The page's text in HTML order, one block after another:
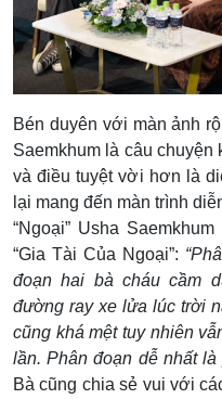
Bén duyên với màn ảnh
Saemkhum là câu chuyện
và điều tuyệt vời hơn là
lại mang đến màn trình
“Ngoại” Usha
“Gia Tài Của Ngoại”:
đoạn hai bà cháu cầm
đường ray xe lửa lúc trời
cũng khá mệt tuy nhiên
lần. Phân đoạn dễ nhất
Bà cũng chia sẻ vui với